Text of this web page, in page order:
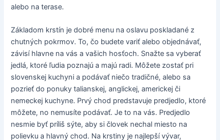
alebo na terase.
Základom krstín je dobré menu na oslavu poskladané z
chutných pokrmov. To, čo budete variť alebo objednávať,
závisí hlavne na vás a vašich hosťoch. Snažte sa vyberať
jedlá, ktoré ľudia poznajú a majú radi. Môžete zostať pri
slovenskej kuchyni a podávať niečo tradičné, alebo sa
pozrieť do ponuky talianskej, anglickej, americkej či
nemeckej kuchyne. Prvý chod predstavuje predjedlo, ktoré
môžete, no nemusíte podávať. Je to na vás. Predjedlo
nesmie byť príliš sýte, aby si človek nechal miesto na
polievku a hlavný chod. Na krstiny je najlepší vývar,